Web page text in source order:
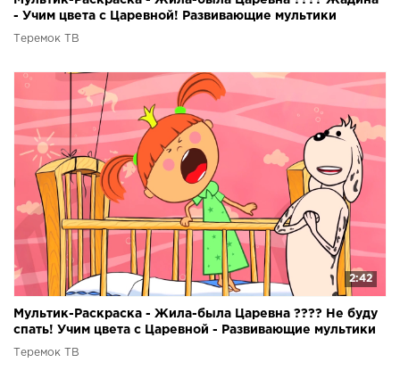
- Учим цвета с Царевной! Развивающие мультики
Теремок ТВ
2:42
Мультик-Раскраска - Жила-была Царевна ???? Не буду
спать! Учим цвета с Царевной - Развивающие мультики
Теремок ТВ